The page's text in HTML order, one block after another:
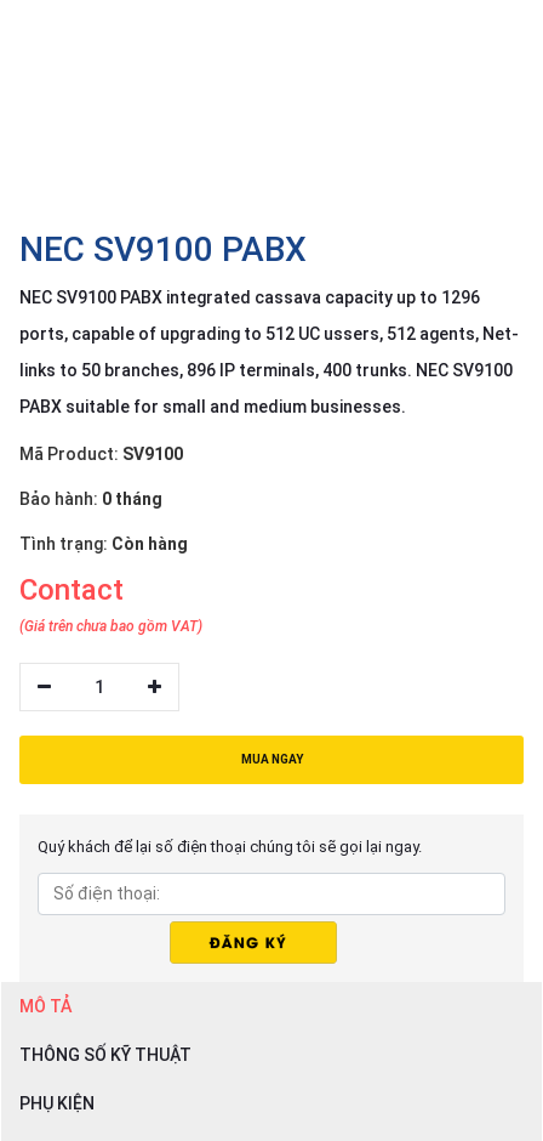
NEC SV9100 PABX
NEC SV9100 PABX integrated cassava capacity up to 1296
ports, capable of upgrading to 512 UC ussers, 512 agents, Net-
links to 50 branches, 896 IP terminals, 400 trunks. NEC SV9100
PABX suitable for small and medium businesses.
Mã Product: SV9100
Bảo hành: 0 tháng
Tình trạng: Còn hàng
Contact
(Giá trên chưa bao gồm VAT)
1
MUA NGAY
Quý khách để lại số điện thoại chúng tôi sẽ gọi lại ngay.
MÔ TẢ
THÔNG SỐ KỸ THUẬT
PHỤ KIỆN
Contact
thiệu
LANGUAGE
Tiếng